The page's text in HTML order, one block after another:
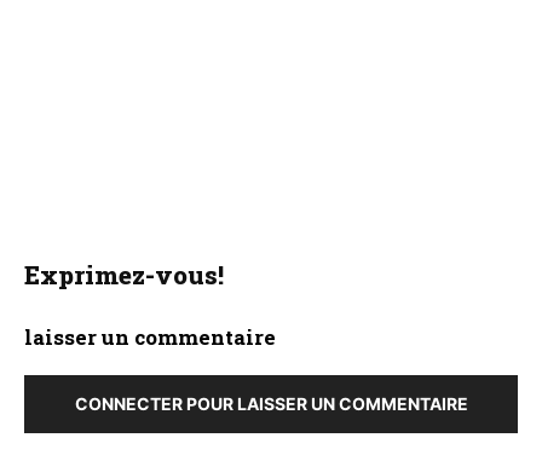
Exprimez-vous!
laisser un commentaire
CONNECTER POUR LAISSER UN COMMENTAIRE